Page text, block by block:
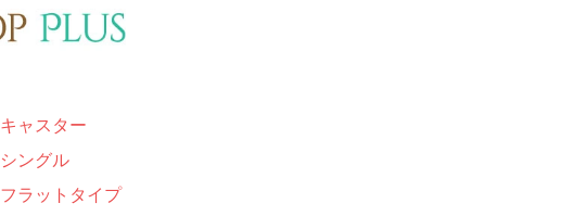
キャスター
シングル
フラットタイプ